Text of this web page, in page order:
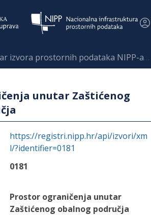
izvora prostornih podataka NIPP-a
unutar Zaštićenog
https://registri.nipp.hr/api/izvori/xm
l/?identifier=0181
0181
Prostor ograničenja unutar
Zaštićenog obalnog područja